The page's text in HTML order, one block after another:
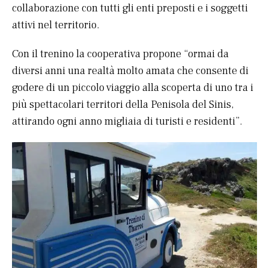
collaborazione con tutti gli enti preposti e i soggetti
attivi nel territorio.
Con il trenino la cooperativa propone “ormai da
diversi anni una realtà molto amata che consente di
godere di un piccolo viaggio alla scoperta di uno tra i
più spettacolari territori della Penisola del Sinis,
attirando ogni anno migliaia di turisti e residenti”.